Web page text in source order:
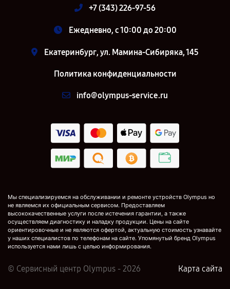
+7 (343) 226-97-56
Ежедневно, с 10:00 до 20:00
Екатеринбург, ул. Мамина-Сибиряка, 145
Политика конфиденциальности
info@olympus-service.ru
Мы специализируемся на обслуживании и ремонте устройств Olympus но
не являемся их официальным сервисом. Предоставляем
высококачественные услуги после истечения гарантии, а также
осуществляем диагностику и наладку продукции. Цены на сайте
ориентировочные и не являются офертой, актуальную стоимость узнавайте
у наших специалистов по телефонам на сайте. Упомянутый бренд Olympus
используется нами лишь с целью информирования.
© Сервисный центр Olympus - 2026 Карта сайта